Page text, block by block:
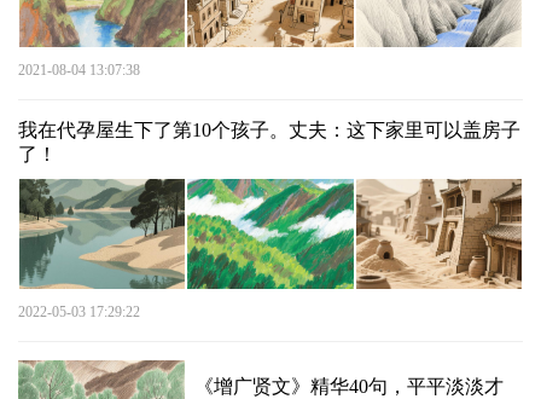
2021-08-04 13:07:38
我在代孕屋生下了第10个孩子。丈夫：这下家里可以盖房子
了！
2022-05-03 17:29:22
《增广贤文》精华40句，平平淡淡才